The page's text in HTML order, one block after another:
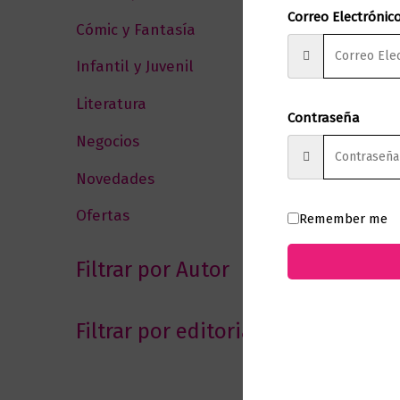
Cómic y Fantasía
(88)
Infantil y Juvenil
Literatura
Negocios
(43)
Novedades
(110)
Ofertas
(12)
Filtrar por Autor
Filtrar por editorial
Correo
Contraseña
Remember me